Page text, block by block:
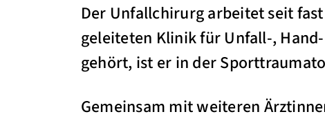
Der Unfallchirurg arbeitet seit
geleiteten Klinik für Unfall-,
gehört, ist er in der
Gemeinsam mit weiteren